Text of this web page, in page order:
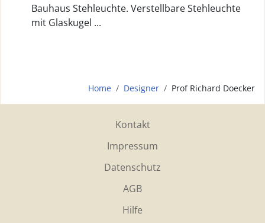
Bauhaus Stehleuchte. Verstellbare Stehleuchte
mit Glaskugel ...
Home Designer Prof Richard Doecker
Kontakt
Impressum
Datenschutz
AGB
Hilfe